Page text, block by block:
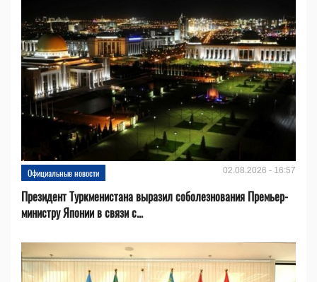
Официальные новости 02.08.2026 - 16:57
Президент Туркменистана выразил соболезнования Премьер-
министру Японии в связи с...